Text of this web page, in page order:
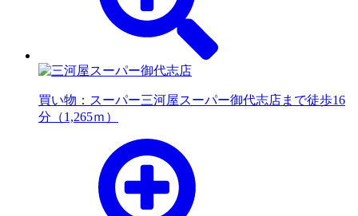
買い物：スーパー三河屋スーパー御代志店まで徒歩16
分（1,265ｍ）